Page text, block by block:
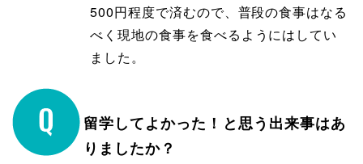
500円程度で済むので、普段の食事はなる
べく現地の食事を食べるようにはしてい
ました。
留学してよかった！と思う出来事はあ
りましたか？